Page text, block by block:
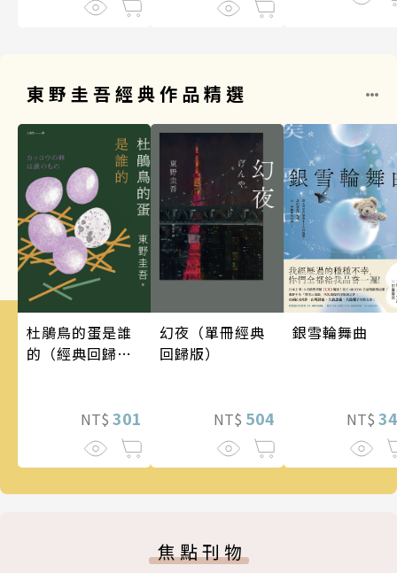
東野圭吾經典作品精選
杜鵑鳥的蛋是誰
的（經典回歸
NT$ 301
幻夜（單冊經典
回歸版）
NT$ 504
銀雪輪舞曲
NT$
焦點刊物